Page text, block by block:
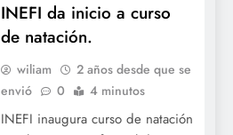
INEFI da inicio a curso
de natación.
wiliam
2 años desde que se
envió
0 4 minutos
INEFI inaugura curso de natación